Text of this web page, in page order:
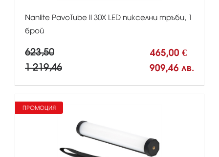
Nanlite PavoTube II 30X LED пикселни тръби, 1
брой
623,50 465,00 €
1 219,46 909,46 лв.
ПРОМОЦИЯ